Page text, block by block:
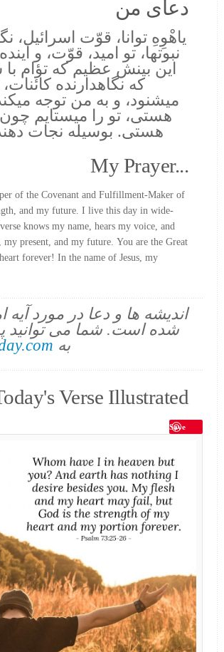
دعای من
ياهْوِهِ توانا، قوّت اسرائيل،
نبوتها، تو اميد، قوّت، و
اين بينش عظيم كه تؤام
كه نگاهدارنده
ميشنود، و به من توجه
هستى، تو را ميستايم
هستى. بوسيله نجات
My Prayer...
of the Covenant and Fulfillment-Maker of
and my future. I live this day in wide-
knows my name, hears my voice, and
present, and my future. You are the Great
forever! In the name of Jesus, my
اندیشه ها و دعا در مورد
شده است. شما می توانید
به
Verse Illustrated
Save